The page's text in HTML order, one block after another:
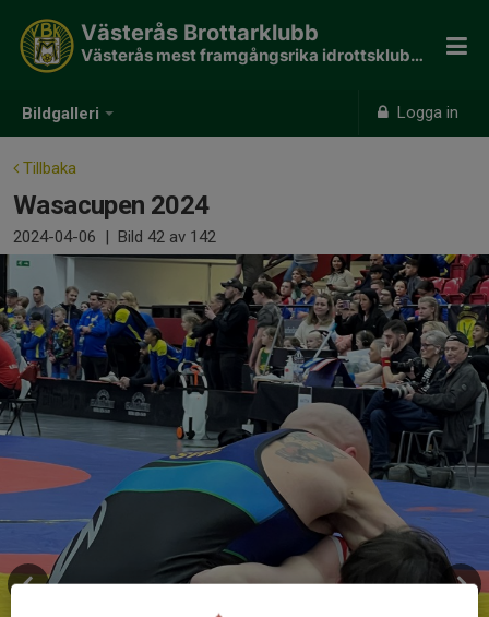
Bildgalleri Logga in
Västerås Brottarklubb
Västerås mest framgångsrika idrottsklubb - 190 SM guld
Tillbaka
Wasacupen 2024
2024-04-06 | Bild 42 av 142